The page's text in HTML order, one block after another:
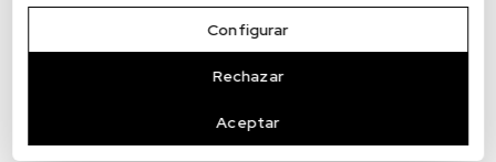
e-mail facilitado en el apartado
¿Con quién podemos compartir sus datos
personales?
Configurar
Rechazar
Aceptar